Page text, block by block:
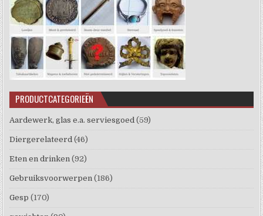
PRODUCTCATEGORIEËN
Aardewerk, glas e.a. serviesgoed (59)
Diergerelateerd (46)
Eten en drinken (92)
Gebruiksvoorwerpen (186)
Gesp (170)